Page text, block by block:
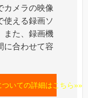
カメラの映像
使える録画ソ
また、録画機
に合わせて容
いての詳細はこちら»»